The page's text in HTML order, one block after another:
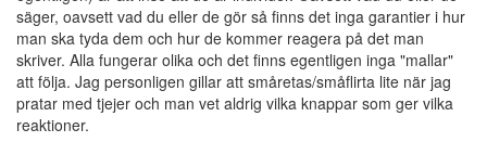
säger, oavsett vad du eller de gör så finns det inga garantier i hur
man ska tyda dem och hur de kommer reagera på det man
skriver. Alla fungerar olika och det finns egentligen inga "mallar"
att följa. Jag personligen gillar att småretas/småflirta lite när jag
pratar med tjejer och man vet aldrig vilka knappar som ger vilka
reaktioner.